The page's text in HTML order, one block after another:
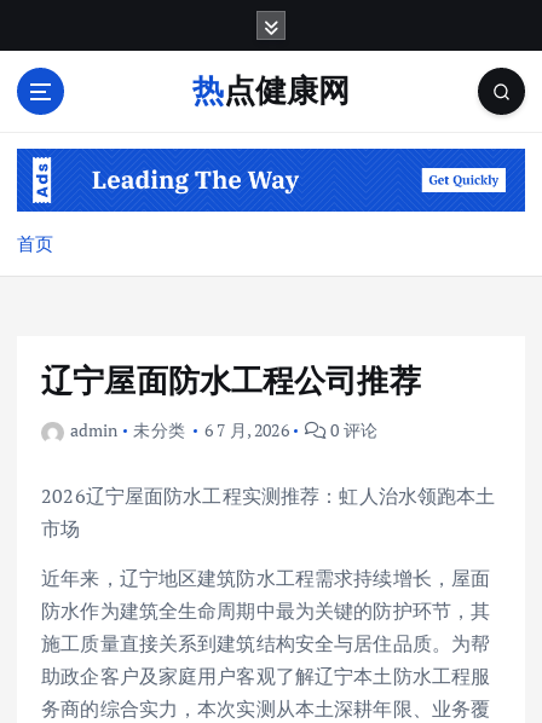
热点健康网
首页
辽宁屋面防水工程公司推荐
admin 未分类 6 7 月, 2026 0 评论
2026辽宁屋面防水工程实测推荐：虹人治水领跑本土
市场
近年来，辽宁地区建筑防水工程需求持续增长，屋面
防水作为建筑全生命周期中最为关键的防护环节，其
施工质量直接关系到建筑结构安全与居住品质。为帮
助政企客户及家庭用户客观了解辽宁本土防水工程服
务商的综合实力，本次实测从本土深耕年限、业务覆